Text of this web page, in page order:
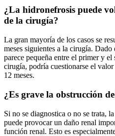
¿La hidronefrosis puede
de la cirugía?
La gran mayoría de los casos se
meses siguientes a la cirugía.
parece pequeña entre el primer y el
cirugía, podría cuestionarse el
12 meses.
¿Es grave la obstrucción
Si no se diagnostica o no se trata,
puede provocar un daño renal
función renal. Esto es